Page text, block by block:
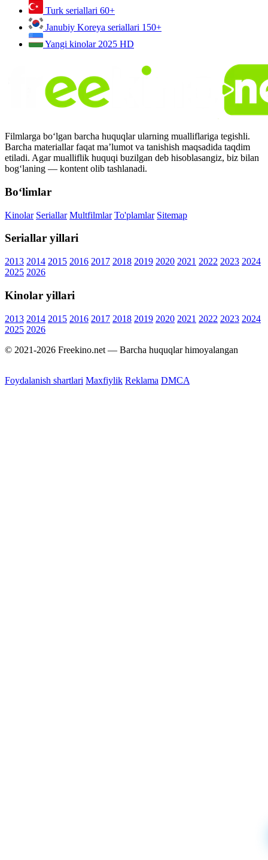
Turk seriallari 60+
Janubiy Koreya seriallari 150+
Yangi kinolar 2025 HD
Filmlarga bo‘lgan barcha huquqlar ularning mualliflariga tegishli.
Barcha materiallar faqat ma’lumot va tanishish maqsadida taqdim
etiladi. Agar mualliflik huquqi buzilgan deb hisoblasangiz, biz bilan
bog‘laning — kontent olib tashlanadi.
Bo‘limlar
Kinolar Seriallar Multfilmlar To'plamlar Sitemap
Seriallar yillari
2013 2014 2015 2016 2017 2018 2019 2020 2021 2022 2023 2024
2025 2026
Kinolar yillari
2013 2014 2015 2016 2017 2018 2019 2020 2021 2022 2023 2024
2025 2026
© 2021-2026 Freekino.net — Barcha huquqlar himoyalangan
Foydalanish shartlari Maxfiylik Reklama DMCA